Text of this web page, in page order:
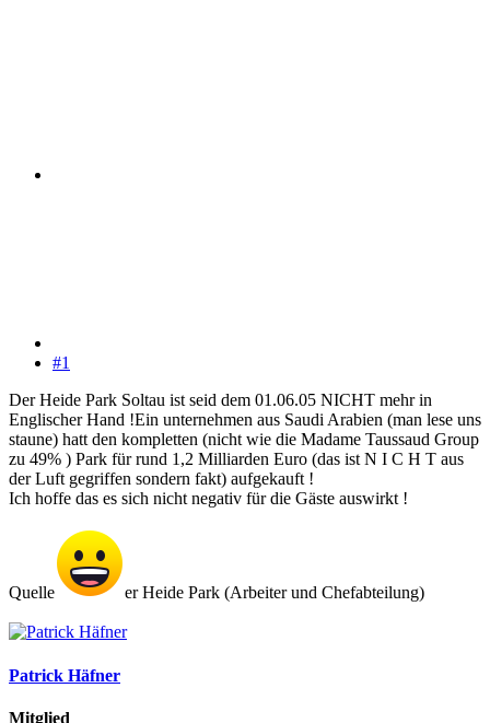
#1
Der Heide Park Soltau ist seid dem 01.06.05 NICHT mehr in
Englischer Hand !Ein unternehmen aus Saudi Arabien (man lese uns
staune) hatt den kompletten (nicht wie die Madame Taussaud Group
zu 49% ) Park für rund 1,2 Milliarden Euro (das ist N I C H T aus
der Luft gegriffen sondern fakt) aufgekauft !
Ich hoffe das es sich nicht negativ für die Gäste auswirkt !
Quelle er Heide Park (Arbeiter und Chefabteilung)
Patrick Häfner
Mitglied